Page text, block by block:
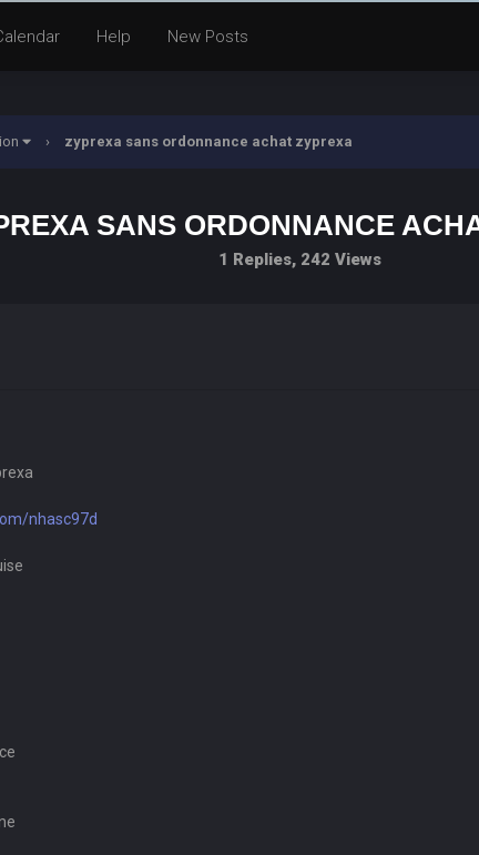
Help New Posts
› zyprexa sans ordonnance achat zyprexa
SANS ORDONNANCE
1 Replies, 242 Views
nhasc97d